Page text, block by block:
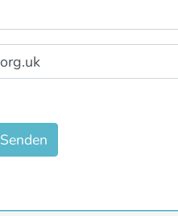
Senden